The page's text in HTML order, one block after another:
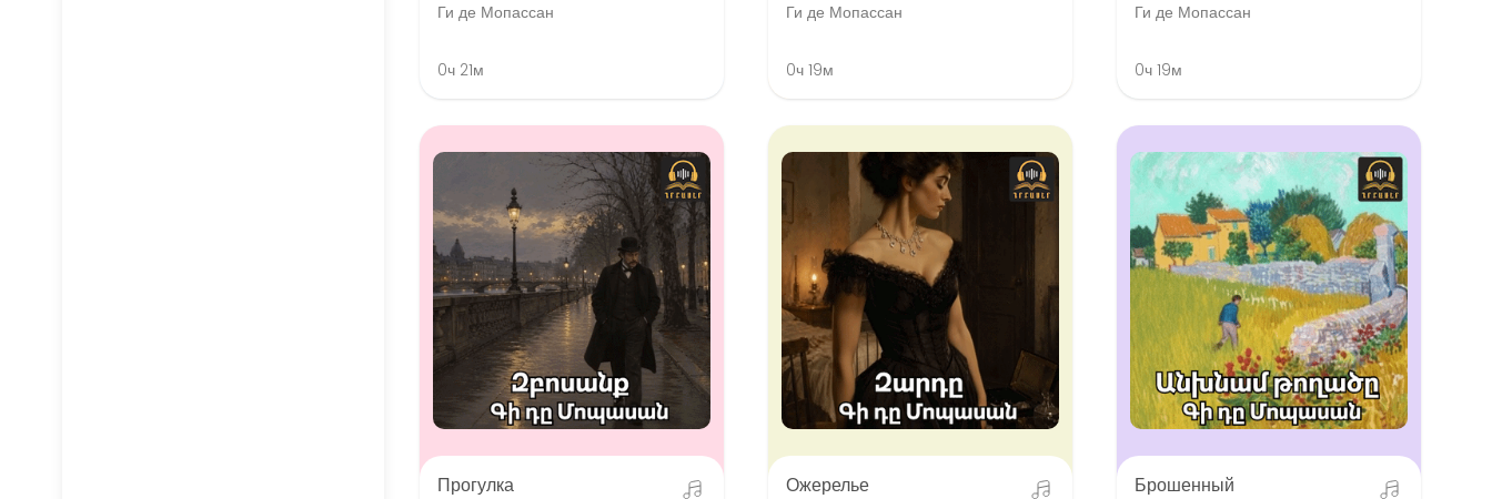
Ги де Мопассан
0ч 21м
Ги де Мопассан
0ч 19м
Ги де Мопассан
0ч 19м
Прогулка Ожерелье Брошенный